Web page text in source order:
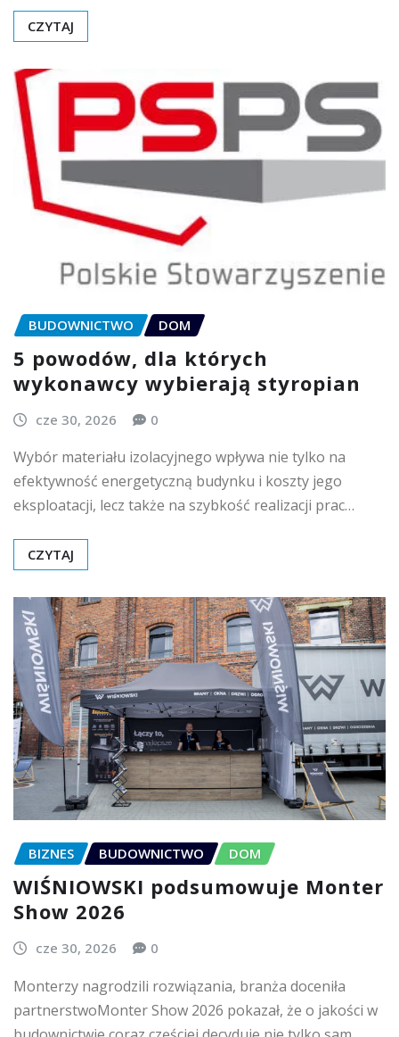
CZYTAJ
BUDOWNICTWO DOM
5 powodów, dla których
wykonawcy wybierają styropian
cze 30, 2026 0
Wybór materiału izolacyjnego wpływa nie tylko na
efektywność energetyczną budynku i koszty jego
eksploatacji, lecz także na szybkość realizacji prac…
CZYTAJ
BIZNES BUDOWNICTWO DOM
WIŚNIOWSKI podsumowuje Monter
Show 2026
cze 30, 2026 0
Monterzy nagrodzili rozwiązania, branża doceniła
partnerstwoMonter Show 2026 pokazał, że o jakości w